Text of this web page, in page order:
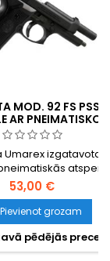
MOD. 92 FS PSS
AR PNEIMATISKO
PISTOLI
Umarex izgatavota
atsperu
pistoles replika
53,00 €
Pievienot grozam
pēdējās preces